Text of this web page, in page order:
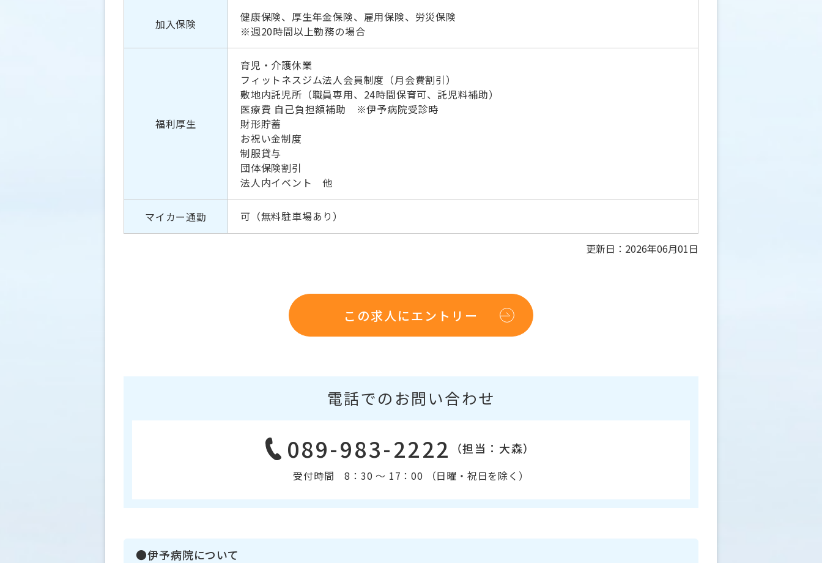
加入保険
健康保険、厚生年金保険、雇用保険、労災保険
※週20時間以上勤務の場合
福利厚生
育児・介護休業
フィットネスジム法人会員制度（月会費割引）
敷地内託児所（職員専用、24時間保育可、託児料補助）
医療費 自己負担額補助 ※伊予病院受診時
財形貯蓄
お祝い金制度
制服貸与
団体保険割引
法人内イベント 他
マイカー通勤 可（無料駐車場あり）
更新日：2026年06月01日
この求人にエントリー
電話でのお問い合わせ
089-983-2222 （担当：大森）
受付時間 8：30 〜 17：00 （日曜・祝日を除く）
●伊予病院について